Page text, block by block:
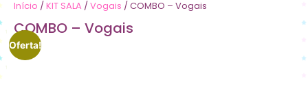
Início /KIT SALA /Vogais / COMBO – Vogais
COMBO – Vogais
Oferta!